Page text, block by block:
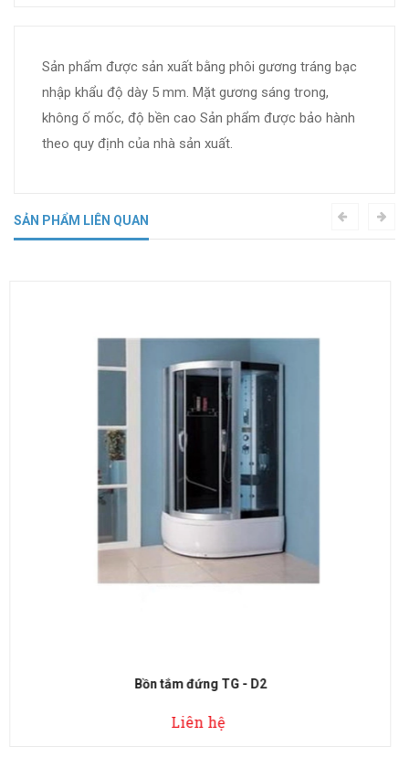
Sản phẩm được sản xuất bằng phôi gương tráng bạc
nhập khẩu độ dày 5 mm. Mặt gương sáng trong,
không ố mốc, độ bền cao Sản phẩm được bảo hành
theo quy định của nhà sản xuất.
SẢN PHẨM LIÊN QUAN